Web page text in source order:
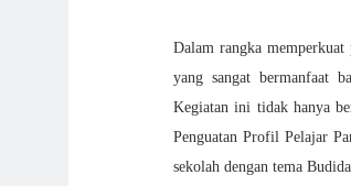
Dalam rangka memperkuat
yang sangat bermanfaat
Kegiatan ini tidak hanya
Penguatan Profil Pelajar
sekolah dengan tema